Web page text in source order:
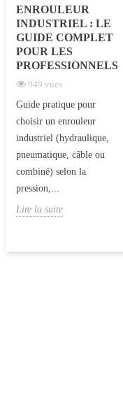
ENROULEUR
INDUSTRIEL : LE
GUIDE COMPLET
POUR LES
PROFESSIONNELS
949 vues
Guide pratique pour
choisir un enrouleur
industriel (hydraulique,
pneumatique, câble ou
combiné) selon la
pression,...
Lire la suite